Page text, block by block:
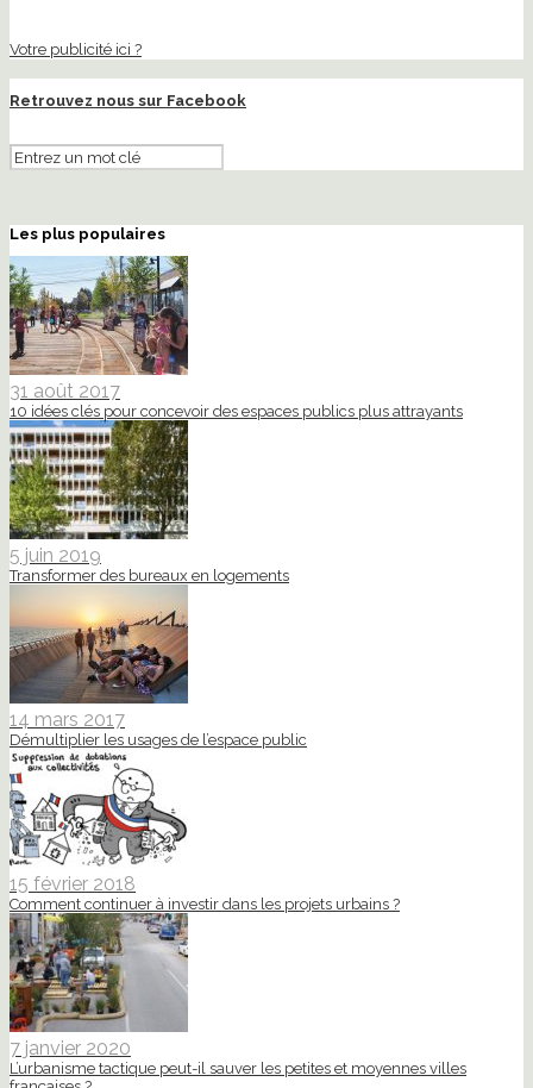
Votre publicité ici ?
Retrouvez nous sur Facebook
Les plus populaires
31 août 2017
10 idées clés pour concevoir des espaces publics plus attrayants
5 juin 2019
Transformer des bureaux en logements
14 mars 2017
Démultiplier les usages de l’espace public
15 février 2018
Comment continuer à investir dans les projets urbains ?
7 janvier 2020
L’urbanisme tactique peut-il sauver les petites et moyennes villes